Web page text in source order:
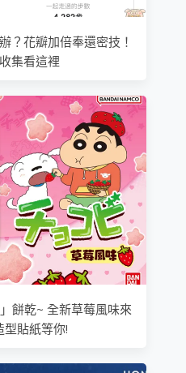
？花瓣加倍奉還密技！
集看這裡
餅乾~ 全新草莓風味來
貼紙等你!